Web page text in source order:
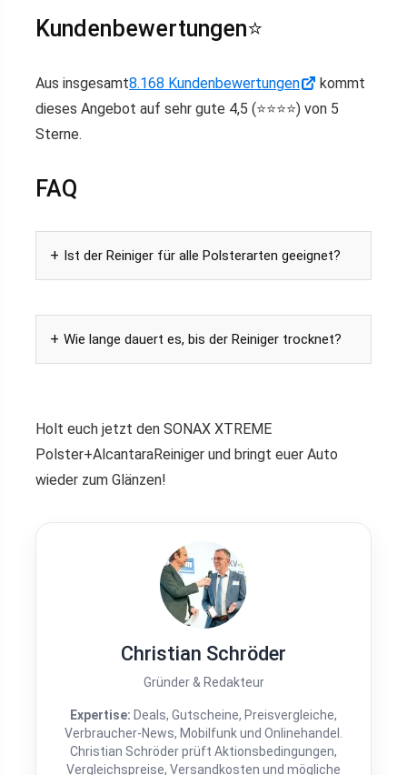
Kundenbewertungen⭐️
Aus insgesamt8.168 Kundenbewertungen
kommt
dieses Angebot auf sehr gute 4,5 (⭐️⭐️⭐️⭐️) von 5
Sterne.
FAQ
Ist der Reiniger für alle Polsterarten geeignet?
Wie lange dauert es, bis der Reiniger trocknet?
Holt euch jetzt den SONAX XTREME
Polster+AlcantaraReiniger und bringt euer Auto
wieder zum Glänzen!
Christian Schröder
Gründer & Redakteur
Expertise: Deals, Gutscheine, Preisvergleiche,
Verbraucher-News, Mobilfunk und Onlinehandel.
Christian Schröder prüft Aktionsbedingungen,
Vergleichspreise, Versandkosten und mögliche